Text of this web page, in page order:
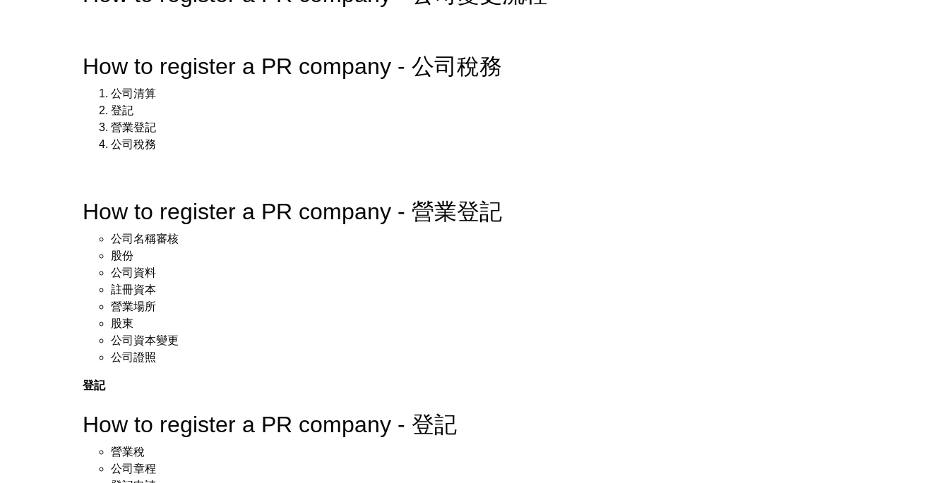
How to register a PR company - 公司稅務
公司清算
登記
營業登記
公司稅務
How to register a PR company - 營業登記
公司名稱審核
股份
公司資料
註冊資本
營業場所
股東
公司資本變更
公司證照
登記
How to register a PR company - 登記
營業稅
公司章程